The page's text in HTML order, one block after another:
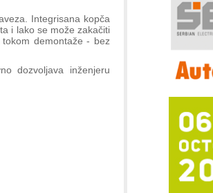
Integrisana kopča
i lako se može zakačiti
demontaže - bez
dozvoljava inženjeru
IB